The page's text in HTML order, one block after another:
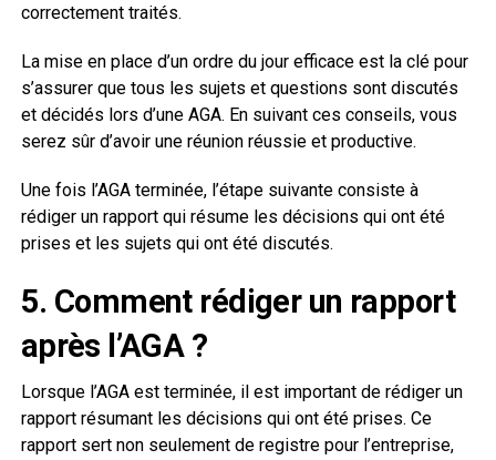
correctement traités.
La mise en place d’un ordre du jour efficace est la clé pour
s’assurer que tous les sujets et questions sont discutés
et décidés lors d’une AGA. En suivant ces conseils, vous
serez sûr d’avoir une réunion réussie et productive.
Une fois l’AGA terminée, l’étape suivante consiste à
rédiger un rapport qui résume les décisions qui ont été
prises et les sujets qui ont été discutés.
5. Comment rédiger un rapport
après l’AGA ?
Lorsque l’AGA est terminée, il est important de rédiger un
rapport résumant les décisions qui ont été prises. Ce
rapport sert non seulement de registre pour l’entreprise,